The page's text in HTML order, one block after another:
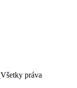
Všetky práva